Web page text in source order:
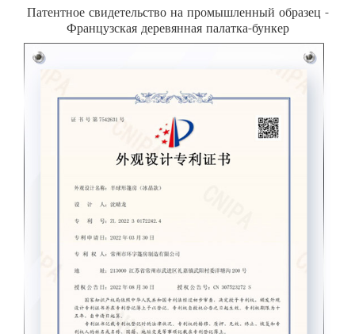
Патентное свидетельство на промышленный образец -
Французская деревянная палатка-бункер